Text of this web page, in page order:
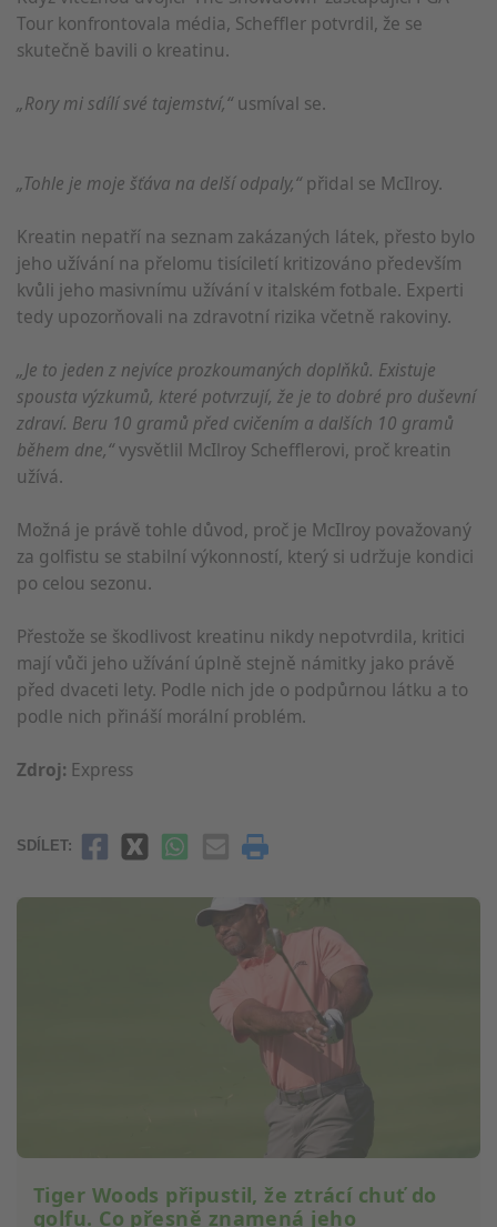
Tour konfrontovala média, Scheffler potvrdil, že se
skutečně bavili o kreatinu.
„Rory mi sdílí své tajemství,“usmíval se.
„Tohle je moje šťáva na delší odpaly,“přidal se McIlroy.
Kreatin nepatří na seznam zakázaných látek, přesto bylo
jeho užívání na přelomu tisíciletí kritizováno především
kvůli jeho masivnímu užívání v italském fotbale. Experti
tedy upozorňovali na zdravotní rizika včetně rakoviny.
„Je to jeden z nejvíce prozkoumaných doplňků. Existuje
spousta výzkumů, které potvrzují, že je to dobré pro duševní
zdraví. Beru 10 gramů před cvičením a dalších 10 gramů
během dne,“vysvětlil McIlroy Schefflerovi, proč kreatin
užívá.
Možná je právě tohle důvod, proč je McIlroy považovaný
za golfistu se stabilní výkonností, který si udržuje kondici
po celou sezonu.
Přestože se škodlivost kreatinu nikdy nepotvrdila, kritici
mají vůči jeho užívání úplně stejně námitky jako právě
před dvaceti lety. Podle nich jde o podpůrnou látku a to
podle nich přináší morální problém.
Zdroj: Express
SDÍLET:
Tiger Woods připustil, že ztrácí chuť do
golfu. Co přesně znamená jeho